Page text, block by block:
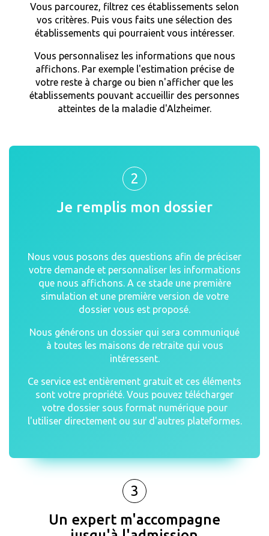
Vous parcourez, filtrez ces établissements selon
vos critères. Puis vous faits une sélection des
établissements qui pourraient vous intéresser.
Vous personnalisez les informations que nous
affichons. Par exemple l'estimation précise de
votre reste à charge ou bien n'afficher que les
établissements pouvant accueillir des personnes
atteintes de la maladie d'Alzheimer.
2
Je remplis mon dossier
Nous vous posons des questions afin de préciser
votre demande et personnaliser les informations
que nous affichons. A ce stade une première
simulation et une première version de votre
dossier vous est proposé.
Nous générons un dossier qui sera communiqué
à toutes les maisons de retraite qui vous
intéressent.
Ce service est entièrement gratuit et ces éléments
sont votre propriété. Vous pouvez télécharger
votre dossier sous format numérique pour
l'utiliser directement ou sur d'autres plateformes.
3
Un expert m'accompagne